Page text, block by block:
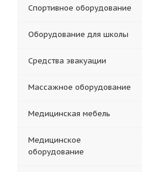
Спортивное оборудование
Оборудование для школы
Средства эвакуации
Массажное оборудование
Медицинская мебель
Медицинское
оборудование